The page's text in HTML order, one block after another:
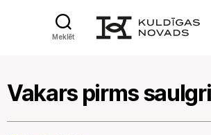
Meklēt
Vakars pirms